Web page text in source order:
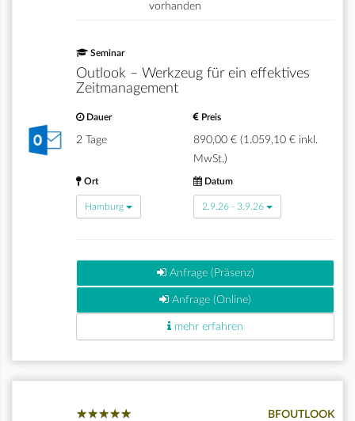
vorhanden
Seminar
Outlook – Werkzeug für ein effektives
Zeitmanagement
Dauer
2 Tage
Preis
890,00 € (1.059,10 € inkl.
MwSt.)
Ort
Hamburg
Datum
2.9.26 - 3.9.26
Anfrage (Präsenz)
Anfrage (Online)
mehr erfahren
★★★★★
★★★★★ BFOUTLOOK